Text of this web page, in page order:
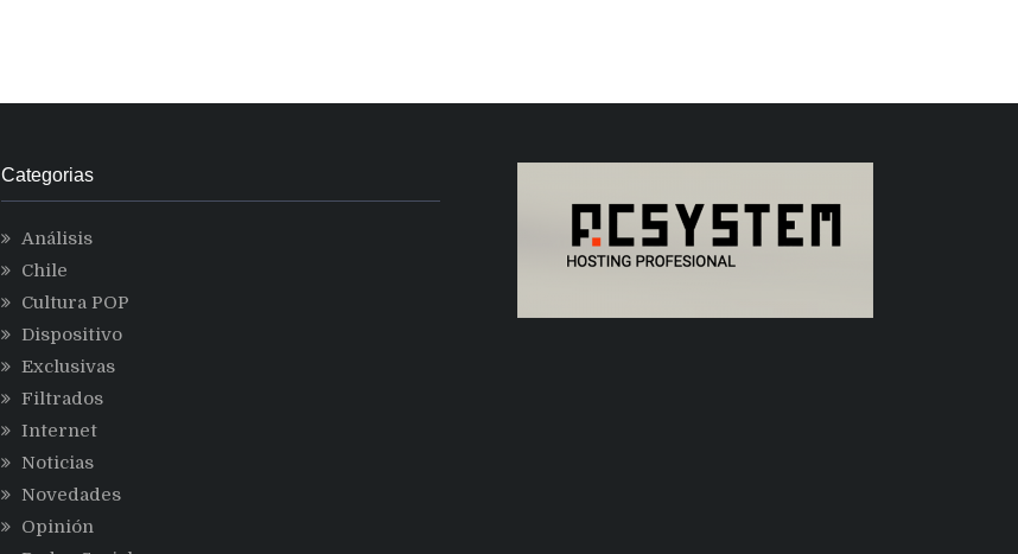
Categorias
Análisis
Chile
Cultura POP
Dispositivo
Exclusivas
Filtrados
Internet
Noticias
Novedades
Opinión